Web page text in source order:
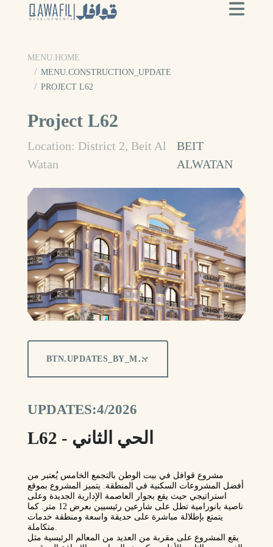
MENU.HOME
MENU.CONSTRUCTION_UPDATE
PROJECT L62
Project L62
Location: District 2, Beit Al
Watan
BEIT
ALWATAN
UPDATES:4/2026
L62 - الحي الثاني
مشروع قوافل في بيت الوطن بالتجمع الخامس يُعتبر من
أفضل المشروعات السكنية في المنطقة. يتميز المشروع بموقع
استراتيجي حيث يقع بجوار العاصمة الإدارية الجديدة وعلى
ناصية بانورامية تطل على شارعين رئيسيين بعرض 12 متر. كما
يتمتع بإطلالة مباشرة على حديقة واسعة ومنطقة خدمات
يقع المشروع على مقربة من العديد من المعالم الرئيسية مثل
BTN.UPDATES_BY_MONTH